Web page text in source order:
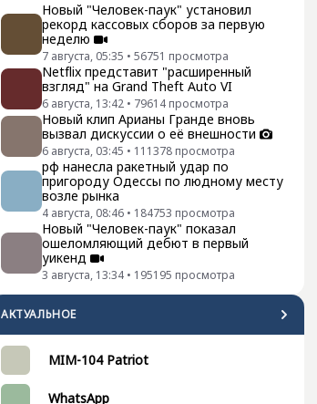
Новый "Человек-паук" установил
рекорд кассовых сборов за первую
неделю
7 августа, 05:35 • 56751 просмотра
Netflix представит "расширенный
взгляд" на Grand Theft Auto VI
6 августа, 13:42 • 79614 просмотра
Новый клип Арианы Гранде вновь
вызвал дискуссии о её внешности
6 августа, 03:45 • 111378 просмотра
рф нанесла ракетный удар по
пригороду Одессы по людному месту
возле рынка
4 августа, 08:46 • 184753 просмотра
Новый "Человек-паук" показал
ошеломляющий дебют в первый
уикенд
3 августа, 13:34 • 195195 просмотра
АКТУАЛЬНОЕ
MIM-104 Patriot
WhatsApp